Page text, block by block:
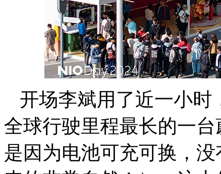
开场李斌用了近一小时
全球行驶里程最长的一
是因为电池可充可换，